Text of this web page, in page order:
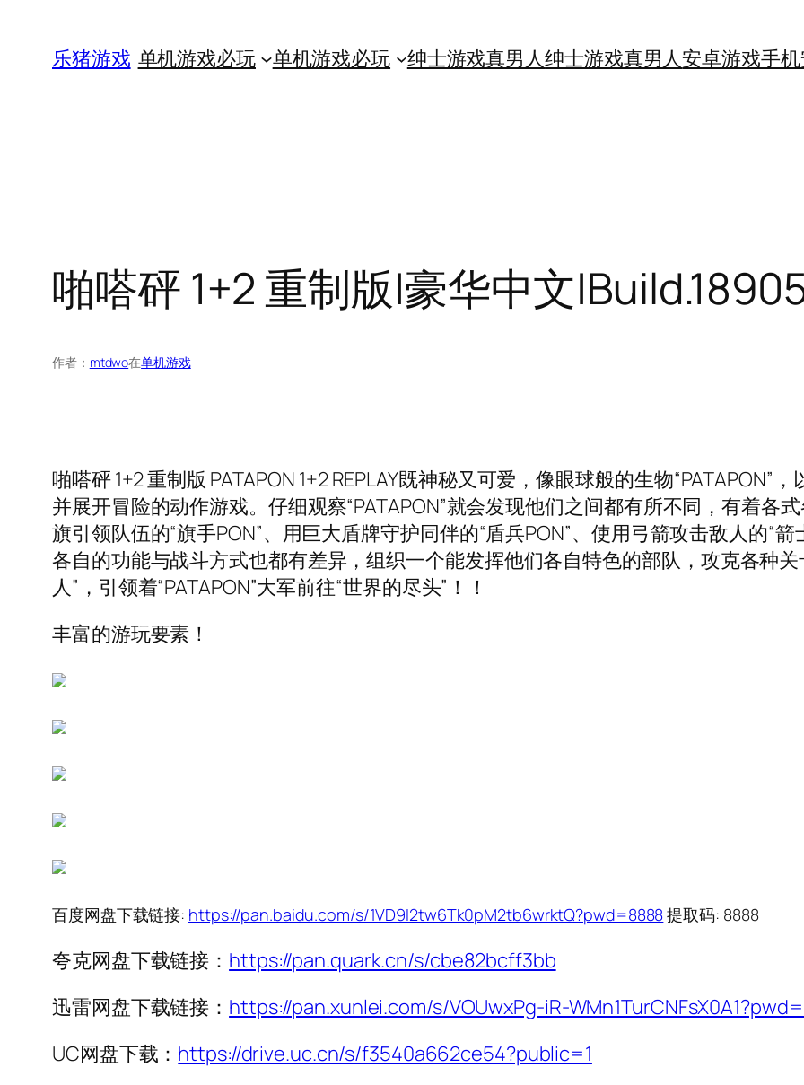
乐猪游戏 单机游戏必玩 单机游戏必玩 绅士游戏真男人绅士游戏真男人安卓游戏手机
啪嗒砰 1+2 重制版|豪华中文
作者： mtdwo在单机游戏
啪嗒砰 1+2 重制版 PATAPON 1+2 REPLAY既神秘又可爱，像眼球般的生物“PATAPON”
并展开冒险的动作游戏。仔细观察“PATAPON”就会发现他们之间都有所不同，有着各
旗引领队伍的“旗手PON”、用巨大盾牌守护同伴的“盾兵PON”、使用弓箭攻击敌人的“
各自的功能与战斗方式也都有差异，组织一个能发挥他们各自特色的部队，攻克各种关
人”，引领着“PATAPON”大军前往“世界的尽头”！！
丰富的游玩要素！
百度网盘下载链接: https://pan.baidu.com/s/1VD9I2tw6Tk0pM2tb6wrktQ?pwd=8888提取码: 8888
夸克网盘下载链接： https://pan.quark.cn/s/cbe82bcff3bb
迅雷网盘下载链接： https://pan.xunlei.com/s/VOUwxPg-iR-
UC网盘下载： https://drive.uc.cn/s/f3540a662ce54?public=1